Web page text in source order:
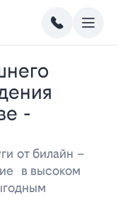
-
от билайн –
в высоком